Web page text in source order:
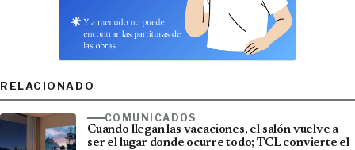
RELACIONADO
COMUNICADOS
Cuando llegan las vacaciones, el salón vuelve a
ser el lugar donde ocurre todo; TCL convierte el